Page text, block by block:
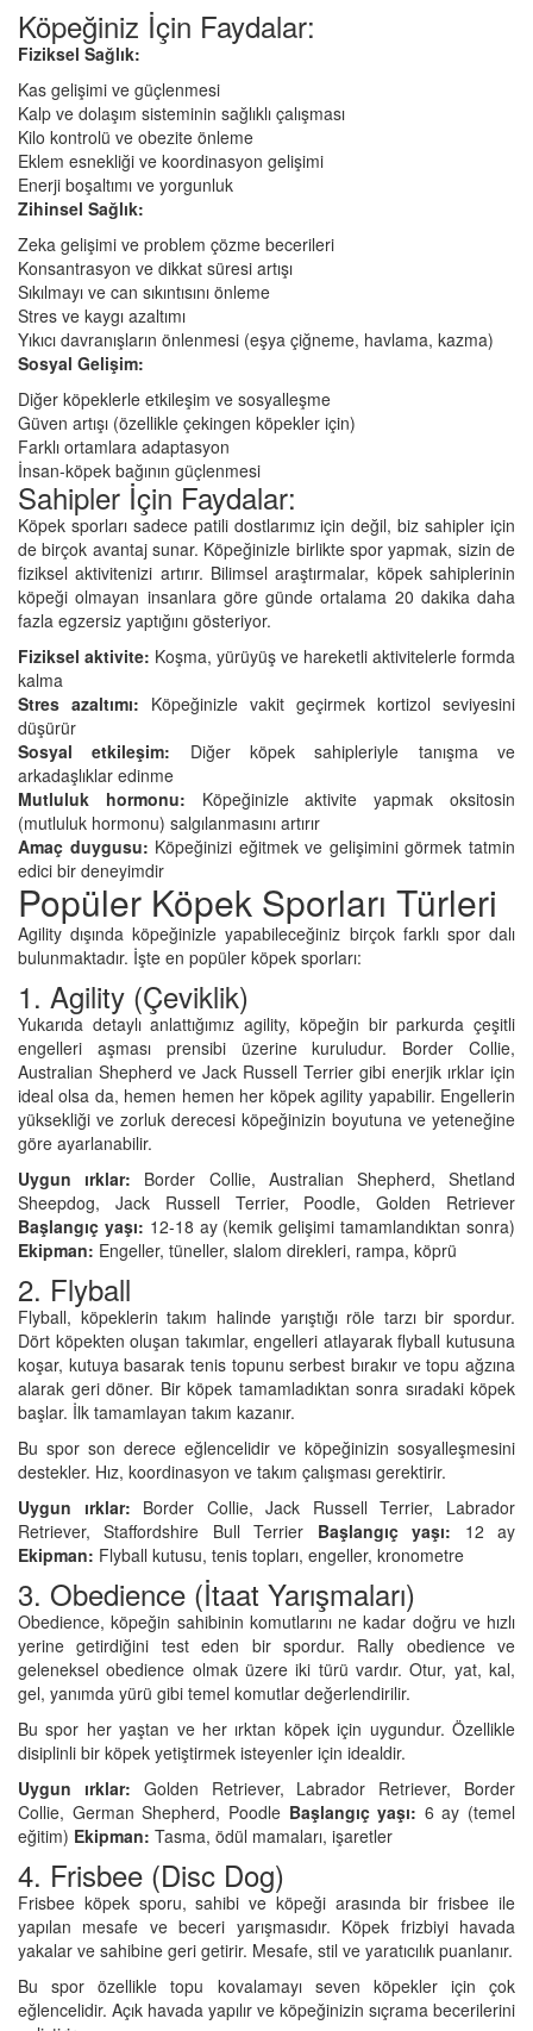
Köpeğiniz İçin Faydalar:
Fiziksel Sağlık:
Kas gelişimi ve güçlenmesi
Kalp ve dolaşım sisteminin sağlıklı çalışması
Kilo kontrolü ve obezite önleme
Eklem esnekliği ve koordinasyon gelişimi
Enerji boşaltımı ve yorgunluk
Zihinsel Sağlık:
Zeka gelişimi ve problem çözme becerileri
Konsantrasyon ve dikkat süresi artışı
Sıkılmayı ve can sıkıntısını önleme
Stres ve kaygı azaltımı
Yıkıcı davranışların önlenmesi (eşya çiğneme, havlama, kazma)
Sosyal Gelişim:
Diğer köpeklerle etkileşim ve sosyalleşme
Güven artışı (özellikle çekingen köpekler için)
Farklı ortamlara adaptasyon
İnsan-köpek bağının güçlenmesi
Sahipler İçin Faydalar:
Köpek sporları sadece patili dostlarımız için değil, biz sahipler için
de birçok avantaj sunar. Köpeğinizle birlikte spor yapmak, sizin de
fiziksel aktivitenizi artırır. Bilimsel araştırmalar, köpek sahiplerinin
köpeği olmayan insanlara göre günde ortalama 20 dakika daha
fazla egzersiz yaptığını gösteriyor.
Fiziksel aktivite: Koşma, yürüyüş ve hareketli aktivitelerle formda
kalma
Stres azaltımı: Köpeğinizle vakit geçirmek kortizol seviyesini
düşürür
Sosyal etkileşim: Diğer köpek sahipleriyle tanışma ve
arkadaşlıklar edinme
Mutluluk hormonu: Köpeğinizle aktivite yapmak oksitosin
(mutluluk hormonu) salgılanmasını artırır
Amaç duygusu: Köpeğinizi eğitmek ve gelişimini görmek tatmin
edici bir deneyimdir
Popüler Köpek Sporları Türleri
Agility dışında köpeğinizle yapabileceğiniz birçok farklı spor dalı
bulunmaktadır. İşte en popüler köpek sporları:
1. Agility (Çeviklik)
Yukarıda detaylı anlattığımız agility, köpeğin bir parkurda çeşitli
engelleri aşması prensibi üzerine kuruludur. Border Collie,
Australian Shepherd ve Jack Russell Terrier gibi enerjik ırklar için
ideal olsa da, hemen hemen her köpek agility yapabilir. Engellerin
yüksekliği ve zorluk derecesi köpeğinizin boyutuna ve yeteneğine
göre ayarlanabilir.
Uygun ırklar: Border Collie, Australian Shepherd, Shetland
Sheepdog, Jack Russell Terrier, Poodle, Golden Retriever
Başlangıç yaşı: 12-18 ay (kemik gelişimi tamamlandıktan sonra)
Ekipman: Engeller, tüneller, slalom direkleri, rampa, köprü
2. Flyball
Flyball, köpeklerin takım halinde yarıştığı röle tarzı bir spordur.
Dört köpekten oluşan takımlar, engelleri atlayarak flyball kutusuna
koşar, kutuya basarak tenis topunu serbest bırakır ve topu ağzına
alarak geri döner. Bir köpek tamamladıktan sonra sıradaki köpek
başlar. İlk tamamlayan takım kazanır.
Bu spor son derece eğlencelidir ve köpeğinizin sosyalleşmesini
destekler. Hız, koordinasyon ve takım çalışması gerektirir.
Uygun ırklar: Border Collie, Jack Russell Terrier, Labrador
Retriever, Staffordshire Bull Terrier Başlangıç yaşı: 12 ay
Ekipman: Flyball kutusu, tenis topları, engeller, kronometre
3. Obedience (İtaat Yarışmaları)
Obedience, köpeğin sahibinin komutlarını ne kadar doğru ve hızlı
yerine getirdiğini test eden bir spordur. Rally obedience ve
geleneksel obedience olmak üzere iki türü vardır. Otur, yat, kal,
gel, yanımda yürü gibi temel komutlar değerlendirilir.
Bu spor her yaştan ve her ırktan köpek için uygundur. Özellikle
disiplinli bir köpek yetiştirmek isteyenler için idealdir.
Uygun ırklar: Golden Retriever, Labrador Retriever, Border
Collie, German Shepherd, Poodle Başlangıç yaşı: 6 ay (temel
eğitim) Ekipman: Tasma, ödül mamaları, işaretler
4. Frisbee (Disc Dog)
Frisbee köpek sporu, sahibi ve köpeği arasında bir frisbee ile
yapılan mesafe ve beceri yarışmasıdır. Köpek frizbiyi havada
yakalar ve sahibine geri getirir. Mesafe, stil ve yaratıcılık puanlanır.
Bu spor özellikle topu kovalamayı seven köpekler için çok
eğlencelidir. Açık havada yapılır ve köpeğinizin sıçrama becerilerini